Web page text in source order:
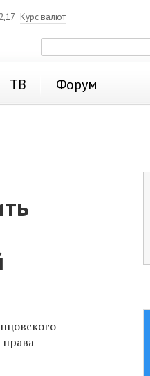
Курс валют
ТВ Форум